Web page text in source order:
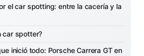
el car spotting: entre la cacería y la
car spotter?
inició todo: Porsche Carrera GT en